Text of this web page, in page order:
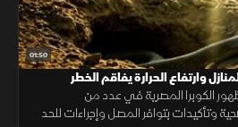
01:50
وارتفاع الحرارة يفاقم الخطر
الكوبرا المصرية في عدد من
وتأكيدات بتوافر المصل وإجراءات للحد